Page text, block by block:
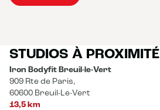
STUDIOS À PROXIMITÉ
Iron Bodyfit Breuil-le-Vert
909 Rte de Paris,
60600 Breuil-Le-Vert
13,5 km